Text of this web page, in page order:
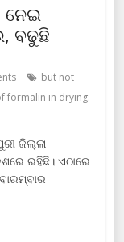
ନେଇ
ବଢୁଛି
but not
formalin in drying:
ଜିଲ୍ଲା
ରହିଛି। ଏଠାରେ